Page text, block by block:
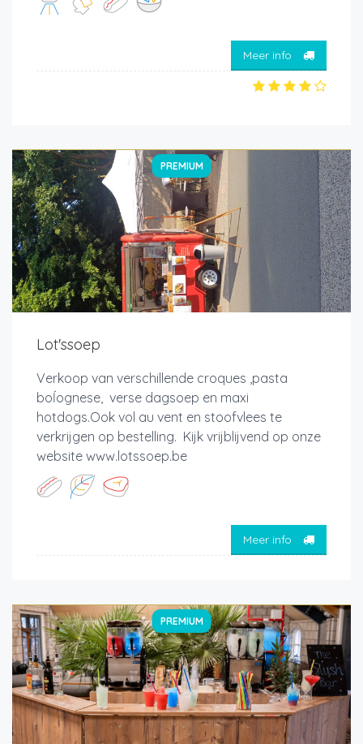
Meer info
PREMIUM
Lot'ssoep
Verkoop van verschillende croques ,pasta
boĺognese, verse dagsoep en maxi
hotdogs.Ook vol au vent en stoofvlees te
verkrijgen op bestelling. Kijk vrijblijvend op onze
website www.lotssoep.be
Meer info
PREMIUM